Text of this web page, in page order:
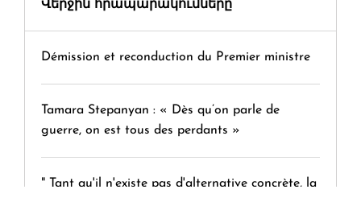
Վերջին հրապարակումները
Démission et reconduction du Premier ministre
Tamara Stepanyan : « Dès qu’on parle de
guerre, on est tous des perdants »
" Tant qu'il n'existe pas d'alternative concrète, la